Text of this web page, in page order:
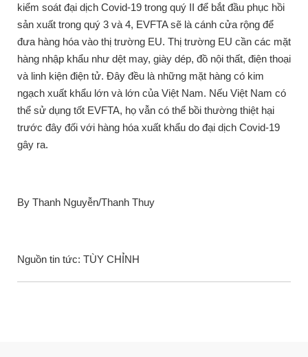
kiểm soát đại dịch Covid-19 trong quý II để bắt đầu phục hồi
sản xuất trong quý 3 và 4, EVFTA sẽ là cánh cửa rộng để
đưa hàng hóa vào thị trường EU. Thị trường EU cần các mặt
hàng nhập khẩu như dệt may, giày dép, đồ nội thất, điện thoại
và linh kiện điện tử. Đây đều là những mặt hàng có kim
ngạch xuất khẩu lớn và lớn của Việt Nam. Nếu Việt Nam có
thể sử dụng tốt EVFTA, họ vẫn có thể bồi thường thiệt hại
trước đây đối với hàng hóa xuất khẩu do đại dịch Covid-19
gây ra.
By Thanh Nguyễn/Thanh Thuy
Nguồn tin tức: TÙY CHỈNH